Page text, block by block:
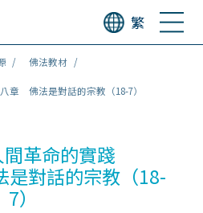
繁
佛法教材
佛法是對話的宗教（18-7）
革命的實踐
對話的宗教（18-
7）